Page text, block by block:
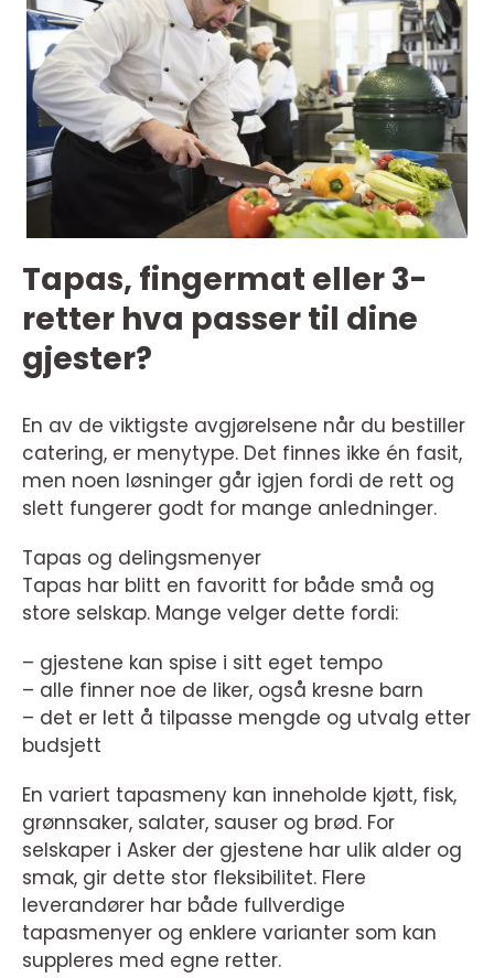
Tapas, fingermat eller 3-
retter hva passer til dine
gjester?
En av de viktigste avgjørelsene når du bestiller
catering, er menytype. Det finnes ikke én fasit,
men noen løsninger går igjen fordi de rett og
slett fungerer godt for mange anledninger.
Tapas og delingsmenyer
Tapas har blitt en favoritt for både små og
store selskap. Mange velger dette fordi:
– gjestene kan spise i sitt eget tempo
– alle finner noe de liker, også kresne barn
– det er lett å tilpasse mengde og utvalg etter
budsjett
En variert tapasmeny kan inneholde kjøtt, fisk,
grønnsaker, salater, sauser og brød. For
selskaper i Asker der gjestene har ulik alder og
smak, gir dette stor fleksibilitet. Flere
leverandører har både fullverdige
tapasmenyer og enklere varianter som kan
suppleres med egne retter.